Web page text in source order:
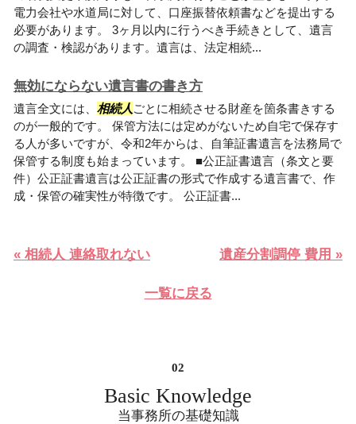
電力会社や水道局に対して、口座振替依頼書などを提出する
必要があります。 3ヶ月以内に行うべき手続きとして、遺言
の調査・検認があります。遺言は、法定相続...
無効にならない遺言書の書き方
遺言全文には、 相続人 ごとに相続させる財産を箇条書きする
のが一般的です。 保管方法には定めがないため自宅で保存す
る人が多いですが、令和2年からは、自筆証書遺言を法務局で
保管する制度も始まっています。 ■公正証書遺言（条文と要
件）公正証書遺言は公正証書の形式で作成する遺言書で、作
成・保管の確実性が特徴です。 公正証書...
« 相続人 連絡取れない 遺産分割調停 費用 »
一覧に戻る
Basic Knowledge
当事務所の基礎知識